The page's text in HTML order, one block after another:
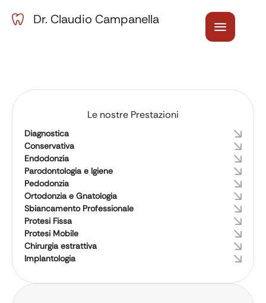
Dr. Claudio Campanella
Le nostre Prestazioni
Diagnostica
Conservativa
Endodonzia
Parodontologia e Igiene
Pedodonzia
Ortodonzia e Gnatologia
Sbiancamento Professionale
Protesi Fissa
Protesi Mobile
Chirurgia estrattiva
Implantologia